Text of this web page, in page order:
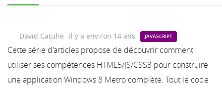
David Catuhe il y a environ 14 ans JAVASCRIPT
Cette série d'articles propose de découvrir comment
utiliser ses compétences HTML5/JS/CSS3 pour construire
une application Windows 8 Metro complète. Tout le code